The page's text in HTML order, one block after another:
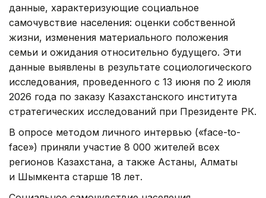
данные, характеризующие социальное
самочувствие населения: оценки собственной
жизни, изменения материального положения
семьи и ожидания относительно будущего. Эти
данные выявлены в результате социологического
исследования, проведенного с 13 июня по 2 июля
2026 года по заказу Казахстанского института
стратегических исследований при Президенте РК.
В опросе методом личного интервью («face-to-
face») приняли участие 8 000 жителей всех
регионов Казахстана, а также Астаны, Алматы
и Шымкента старше 18 лет.